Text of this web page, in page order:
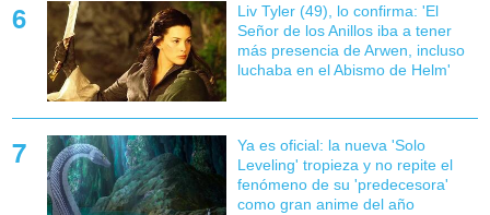
Liv Tyler (49), lo confirma: 'El
Señor de los Anillos iba a tener
más presencia de Arwen, incluso
luchaba en el Abismo de Helm'
Ya es oficial: la nueva 'Solo
Leveling' tropieza y no repite el
fenómeno de su 'predecesora'
como gran anime del año